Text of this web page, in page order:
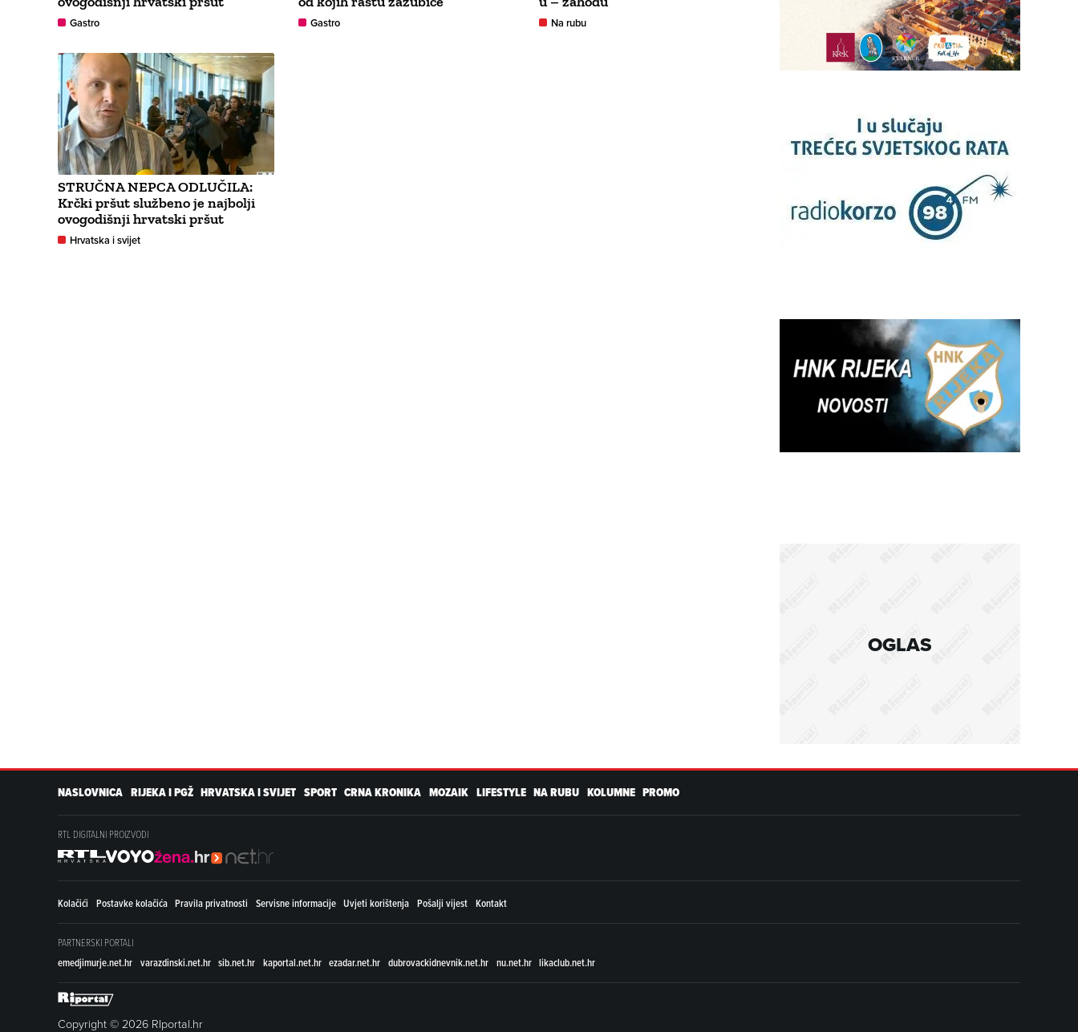
Gastro Gastro Na rubu
STRUČNA NEPCA ODLUČILA:
Krčki pršut službeno je najbolji
ovogodišnji hrvatski pršut
Hrvatska i svijet
OGLAS
NASLOVNICA RIJEKA I PGŽ HRVATSKA I SVIJET SPORT CRNA KRONIKA MOZAIK LIFESTYLE NA RUBU KOLUMNE PROMO
RTL DIGITALNI PROIZVODI
Kolačići Postavke kolačića Pravila privatnosti Servisne informacije Uvjeti korištenja Pošalji vijest Kontakt
PARTNERSKI PORTALI
emedjimurje.net.hr varazdinski.net.hr sib.net.hr kaportal.net.hr ezadar.net.hr dubrovackidnevnik.net.hr nu.net.hr likaclub.net.hr
Copyright © 2026 RIportal.hr